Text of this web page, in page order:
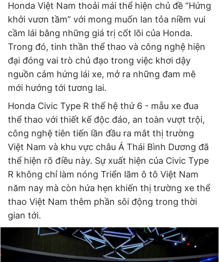
Hotline
0906 645 777
Liên hệ quảng cáo
0908 780 404
Đặt báo Quảng cáo RSS Tòa soạn Chính sách bảo
Tổng biên tập: Nguyễn Ngọc Toàn
Phó tổng biên tập thường trực: Hải Thành
Phó tổng biên tập: Lâm Hiếu Dũng
Tổng thư ký tòa soạn: Đức Trung
Giấy phép xuất bản số 110/GP - BTTTT cấp ngày 24.3.2020
© 2003-2026 Bản quyền thuộc về Báo Thanh Niên. Cấm sao
chép dưới mọi hình thức nếu không có sự chấp thuận bằng văn
bản. Phát triển bởi ePi Technologies, JSC.
Honda Việt Nam thoải mái thể hiện chủ đề “Hứng
khởi vươn tầm” với mong muốn lan tỏa niềm vui
cầm lái bằng những giá trị cốt lõi của Honda.
Trong đó, tinh thần thể thao và công nghệ hiện
đại đóng vai trò chủ đạo trong việc khơi dậy
nguồn cảm hứng lái xe, mở ra những đam mê
mới hướng tới tương lai.
Honda Civic Type R thế hệ thứ 6 - mẫu xe đua
thể thao với thiết kế độc đáo, an toàn vượt trội,
công nghệ tiên tiến lần đầu ra mắt thị trường
Việt Nam và khu vực châu Á Thái Bình Dương đã
thể hiện rõ điều này. Sự xuất hiện của Civic Type
R không chỉ làm nóng Triển lãm ô tô Việt Nam
năm nay mà còn hứa hẹn khiến thị trường xe thể
thao Việt Nam thêm phần sôi động trong thời
gian tới.